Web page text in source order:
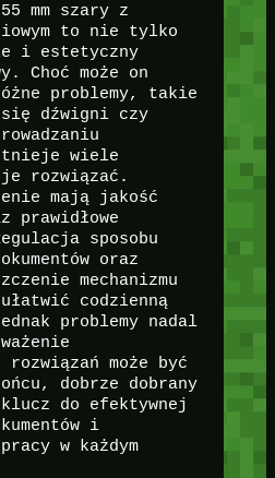
mm szary z
to nie tylko
i estetyczny
Choć może on
problemy, takie
dźwigni czy
wiele
je rozwiązać.
mają jakość
prawidłowe
sposobu
oraz
mechanizmu
codzienną
problemy nadal
może być
dobrze dobrany
do efektywnej
i
w każdym